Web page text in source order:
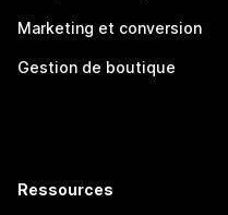
Marketing et conversion
Gestion de boutique
Ressources